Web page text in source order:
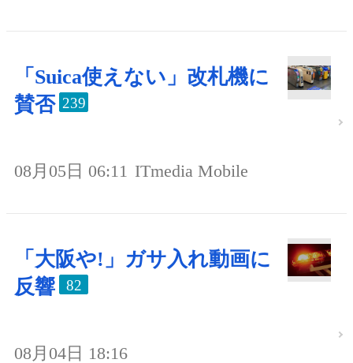
「Suica使えない」改札機に
賛否 239
08月05日 06:11 ITmedia Mobile
「大阪や!」ガサ入れ動画に
反響
82
08月04日 18:16